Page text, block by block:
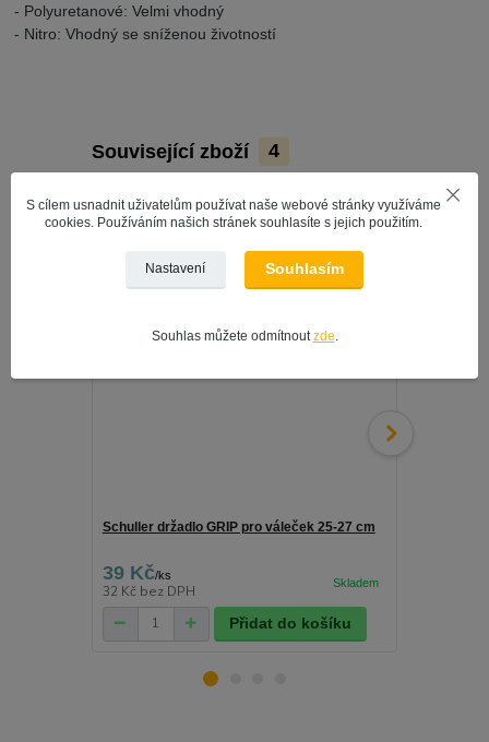
- Polyuretanové: Velmi vhodný
- Nitro: Vhodný se sníženou životností
Související zboží 4
Schuller držadlo GRIP pro váleček 25-27 cm
39 Kč/ks
32 Kč bez DPH
Přidat do košíku
S cílem usnadnit uživatelům používat naše webové stránky využíváme
cookies. Používáním našich stránek souhlasíte s jejich použitím.
Nastavení Souhlasím
Souhlas můžete odmítnoutzde.